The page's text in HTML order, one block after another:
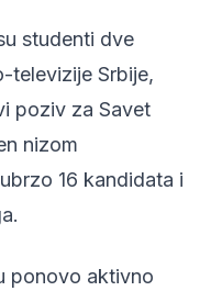
studenti dve
televizije Srbije,
poziv za Savet
nizom
16 kandidata i
ponovo aktivno